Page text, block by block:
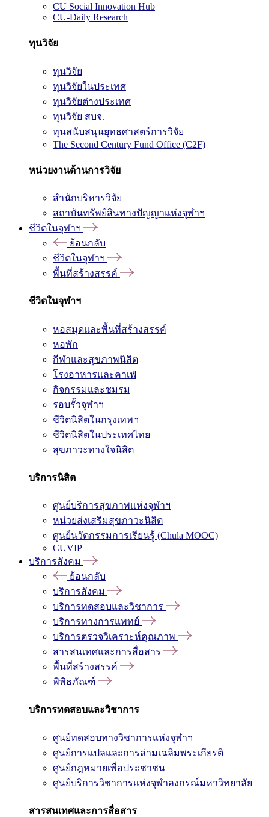
CU Social Innovation Hub
CU-Daily Research
ทุนวิจัย
ทุนวิจัย
ทุนวิจัยในประเทศ
ทุนวิจัยต่างประเทศ
ทุนวิจัย สบจ.
ทุนสนับสนุนยุทธศาสตร์การวิจัย
The Second Century Fund Office (C2F)
หน่วยงานด้านการวิจัย
สำนักบริหารวิจัย
สถาบันทรัพย์สินทางปัญญาแห่งจุฬาฯ
ชีวิตในจุฬาฯ
ย้อนกลับ
ชีวิตในจุฬาฯ
พื้นที่สร้างสรรค์
ชีวิตในจุฬาฯ
หอสมุดและพื้นที่สร้างสรรค์
หอพัก
กีฬาและสุขภาพนิสิต
โรงอาหารและคาเฟ่
กิจกรรมและชมรม
รอบรั้วจุฬาฯ
ชีวิตนิสิตในกรุงเทพฯ
ชีวิตนิสิตในประเทศไทย
สุขภาวะทางใจนิสิต
บริการนิสิต
ศูนย์บริการสุขภาพแห่งจุฬาฯ
หน่วยส่งเสริมสุขภาวะนิสิต
ศูนย์นวัตกรรมการเรียนรู้ (Chula MOOC)
CUVIP
บริการสังคม
ย้อนกลับ
บริการสังคม
บริการทดสอบและวิชาการ
บริการทางการแพทย์
บริการตรวจวิเคราะห์คุณภาพ
สารสนเทศและการสื่อสาร
พื้นที่สร้างสรรค์
พิพิธภัณฑ์
บริการทดสอบและวิชาการ
ศูนย์ทดสอบทางวิชาการแห่งจุฬาฯ
ศูนย์การแปลและการล่ามเฉลิมพระเกียรติ
ศูนย์กฎหมายเพื่อประชาชน
ศูนย์บริการวิชาการแห่งจุฬาลงกรณ์มหาวิทยาลัย
สารสนเทศและการสื่อสาร